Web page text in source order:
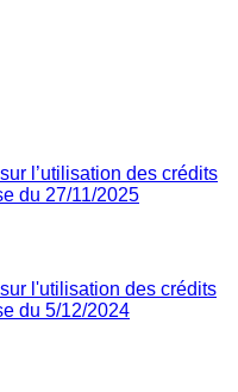
l’utilisation des crédits
du 27/11/2025
l'utilisation des crédits
du 5/12/2024